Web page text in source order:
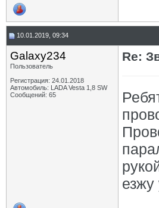
10.01.2019, 09:34
Galaxy234
Пользователь
Регистрация: 24.01.2018
Автомобиль: LADA Vesta 1,8 SW
Сообщений: 65
Re:
езжу